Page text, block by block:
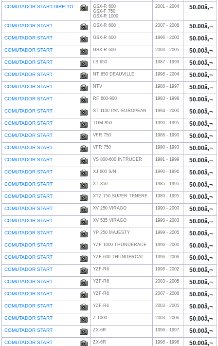
COMUTADOR START-DIREITO
GSX-R 600
GSX-F 750
GSX-R 1000
2001 - 2004 50.00â‚¬
COMUTADOR START GSX-R 600 2007 - 2008 50.00â‚¬
COMUTADOR START GSX-R 600 1996 - 2000 50.00â‚¬
COMUTADOR START GSX-R 600 2003 - 2005 50.00â‚¬
COMUTADOR START LS 650 1987 - 1999 50.00â‚¬
COMUTADOR START NT 650 DEAUVILLE 1998 - 2004 50.00â‚¬
COMUTADOR START NTV 1988 - 1997 50.00â‚¬
COMUTADOR START RF 600-900 1993 - 1998 50.00â‚¬
COMUTADOR START ST 1100 PAN-EUROPEAN 1994 - 2000 50.00â‚¬
COMUTADOR START TDM 850 1990 - 1995 50.00â‚¬
COMUTADOR START VFR 750 1988 - 1990 50.00â‚¬
COMUTADOR START VFR 750 1990 - 1993 50.00â‚¬
COMUTADOR START VS 800-600 INTRUDER 1991 - 1999 50.00â‚¬
COMUTADOR START XJ 600 S/N 1990 - 1996 50.00â‚¬
COMUTADOR START XT 350 1985 - 1995 50.00â‚¬
COMUTADOR START XTZ 750 SUPER TENERE 1989 - 1995 50.00â‚¬
COMUTADOR START XV 250 VIRAGO 1990 - 2000 50.00â‚¬
COMUTADOR START XV 535 VIRAGO 1990 - 2003 50.00â‚¬
COMUTADOR START YP 250 MAJESTY 1999 - 2005 50.00â‚¬
COMUTADOR START YZF 1000 THUNDERACE 1996 - 2000 50.00â‚¬
COMUTADOR START YZF 600 THUNDERCAT 1996 - 2006 50.00â‚¬
COMUTADOR START YZF-R6 1998 - 2002 50.00â‚¬
COMUTADOR START YZF-R6 2003 - 2005 50.00â‚¬
COMUTADOR START YZF-R6 2007 - 2008 50.00â‚¬
COMUTADOR START YZF-R6 2003 - 2005 50.00â‚¬
COMUTADOR START Z 1000 2003 - 2006 50.00â‚¬
COMUTADOR START ZX-6R 1996 - 1997 50.00â‚¬
COMUTADOR START ZX-6R 1998 - 1998 50.00â‚¬